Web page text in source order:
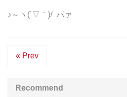
♪～ヽ(´▽｀)/ パァ
« Prev
Recommend